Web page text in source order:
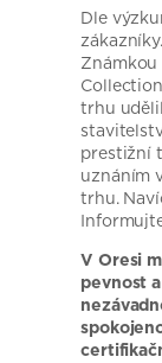
Dle
trhu
prestižní
uznáním
trhu.
V Oresi
pevnost